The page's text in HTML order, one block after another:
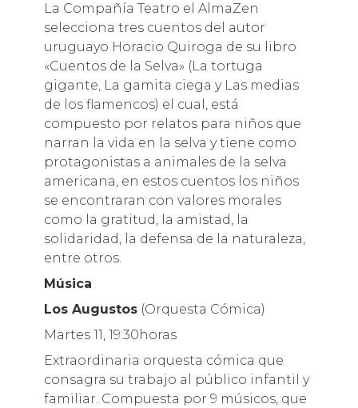
La Compañía Teatro el AlmaZen
selecciona tres cuentos del autor
uruguayo Horacio Quiroga de su libro
«Cuentos de la Selva» (La tortuga
gigante, La gamita ciega y Las medias
de los flamencos) el cual, está
compuesto por relatos para niños que
narran la vida en la selva y tiene como
protagonistas a animales de la selva
americana, en estos cuentos los niños
se encontraran con valores morales
como la gratitud, la amistad, la
solidaridad, la defensa de la naturaleza,
entre otros.
Música
Los Augustos(Orquesta Cómica)
Martes 11, 19:30horas
Extraordinaria orquesta cómica que
consagra su trabajo al público infantil y
familiar. Compuesta por 9 músicos, que